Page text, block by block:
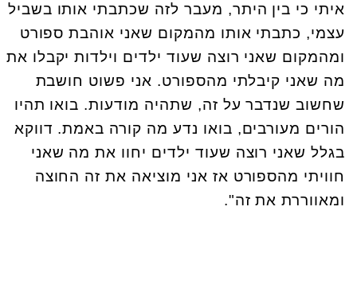
איתי כי בין היתר, מעבר לזה שכתבתי אותו בשביל
עצמי, כתבתי אותו מהמקום שאני אוהבת ספורט
ומהמקום שאני רוצה שעוד ילדים וילדות יקבלו את
מה שאני קיבלתי מהספורט. אני פשוט חושבת
שחשוב שנדבר על זה, שתהיה מודעות. בואו תהיו
הורים מעורבים, בואו נדע מה קורה באמת. דווקא
בגלל שאני רוצה שעוד ילדים יחוו את מה שאני
חוויתי מהספורט אז אני מוציאה את זה החוצה
ומאווררת את זה".